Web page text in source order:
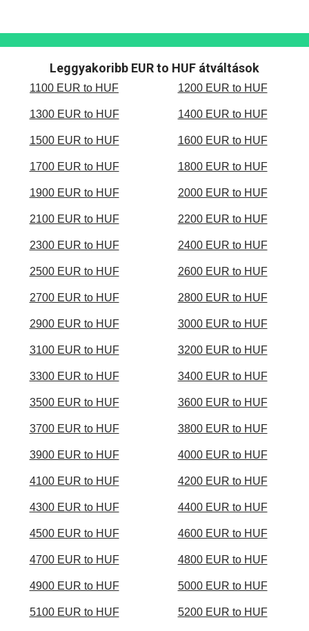
Leggyakoribb EUR to HUF átváltások
1100 EUR to HUF 1200 EUR to HUF
1300 EUR to HUF 1400 EUR to HUF
1500 EUR to HUF 1600 EUR to HUF
1700 EUR to HUF 1800 EUR to HUF
1900 EUR to HUF 2000 EUR to HUF
2100 EUR to HUF 2200 EUR to HUF
2300 EUR to HUF 2400 EUR to HUF
2500 EUR to HUF 2600 EUR to HUF
2700 EUR to HUF 2800 EUR to HUF
2900 EUR to HUF 3000 EUR to HUF
3100 EUR to HUF 3200 EUR to HUF
3300 EUR to HUF 3400 EUR to HUF
3500 EUR to HUF 3600 EUR to HUF
3700 EUR to HUF 3800 EUR to HUF
3900 EUR to HUF 4000 EUR to HUF
4100 EUR to HUF 4200 EUR to HUF
4300 EUR to HUF 4400 EUR to HUF
4500 EUR to HUF 4600 EUR to HUF
4700 EUR to HUF 4800 EUR to HUF
4900 EUR to HUF 5000 EUR to HUF
5100 EUR to HUF 5200 EUR to HUF